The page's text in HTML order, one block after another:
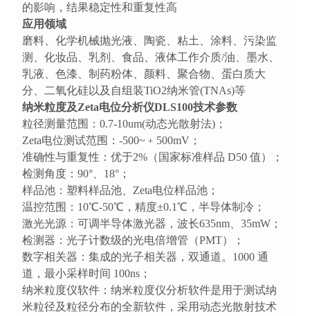
的影响，结果稳定性和重复性高
应用领域
磨料、化学机械抛光液、陶瓷、粘土、涂料、污染监
测、化妆品、乳剂、食品、液体工作介质/油、墨水、
乳液、色漆、制药粉体、颜料、聚合物、蛋白质大
分、二氧化硅以及自组装TiO2纳米管(TNAs)等
纳米粒度及Zeta电位分析仪DLS100技术参数
粒径测量范围：0.7-10um(动态光散射法)；
Zeta电位测试范围：-500~﹢500mV；
准确性与重复性：优于2%（国家标准样品 D50 值）；
检测角度：90°、18°；
样品池：塑料样品池、Zeta电位样品池；
温控范围：10℃-50℃，精度±0.1℃，半导体制冷；
激光光源：可调半导体激光器，波长635nm、35mW；
检测器：光子计数级的光电倍增管（PMT）；
数字相关器：集成的光子相关器，双通道。1000 通
道，最小采样时间 100ns；
纳米粒度仪软件：纳米粒度仪分析软件是用于测试纳
米粒径及粒径分布的全新软件，采用动态光散射技术